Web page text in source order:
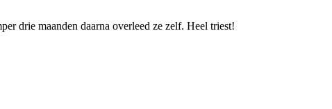
drie maanden daarna overleed ze zelf. Heel triest!